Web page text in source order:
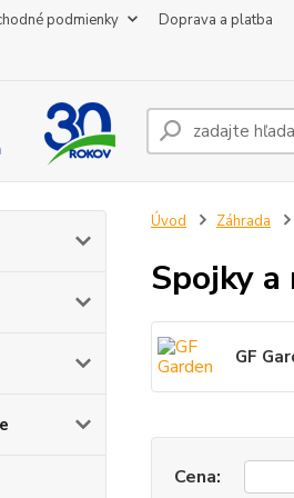
podmienky Doprava a platba
Úvod Záhrada
Spojky
GF
Cena: